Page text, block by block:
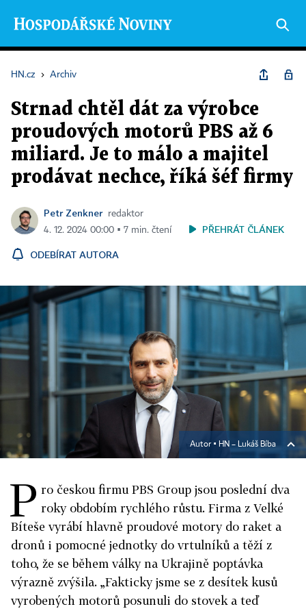
HN.cz › Archiv
Strnad chtěl dát za výrobce
proudových motorů PBS až 6
miliard. Je to málo a majitel
prodávat nechce, říká šéf firmy
Petr Zenkner
redaktor
4. 12. 2024 00:00 ▪ 7 min. čtení
PŘEHRÁT ČLÁNEK
ODEBÍRAT AUTORA
Autor ▪ HN – Lukáš Bíba
P ro českou firmu PBS Group jsou poslední dva
roky obdobím rychlého růstu. Firma z Velké
Bíteše vyrábí hlavně proudové motory do raket a
dronů i pomocné jednotky do vrtulníků a těží z
toho, že se během války na Ukrajině poptávka
výrazně zvýšila. „Fakticky jsme se z desítek kusů
vyrobených motorů posunuli do stovek a teď